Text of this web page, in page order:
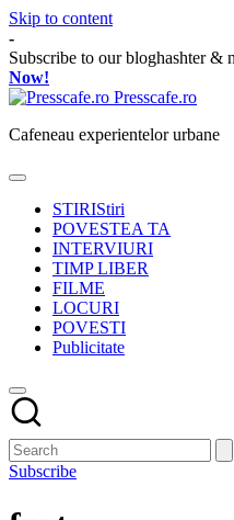
Skip to content
-
Subscribe to our bloghashter &
Now!
Presscafe.ro
Cafeneau experientelor urbane
STIRIStiri
POVESTEA TA
INTERVIURI
TIMP LIBER
FILME
LOCURI
POVESTI
Publicitate
Subscribe